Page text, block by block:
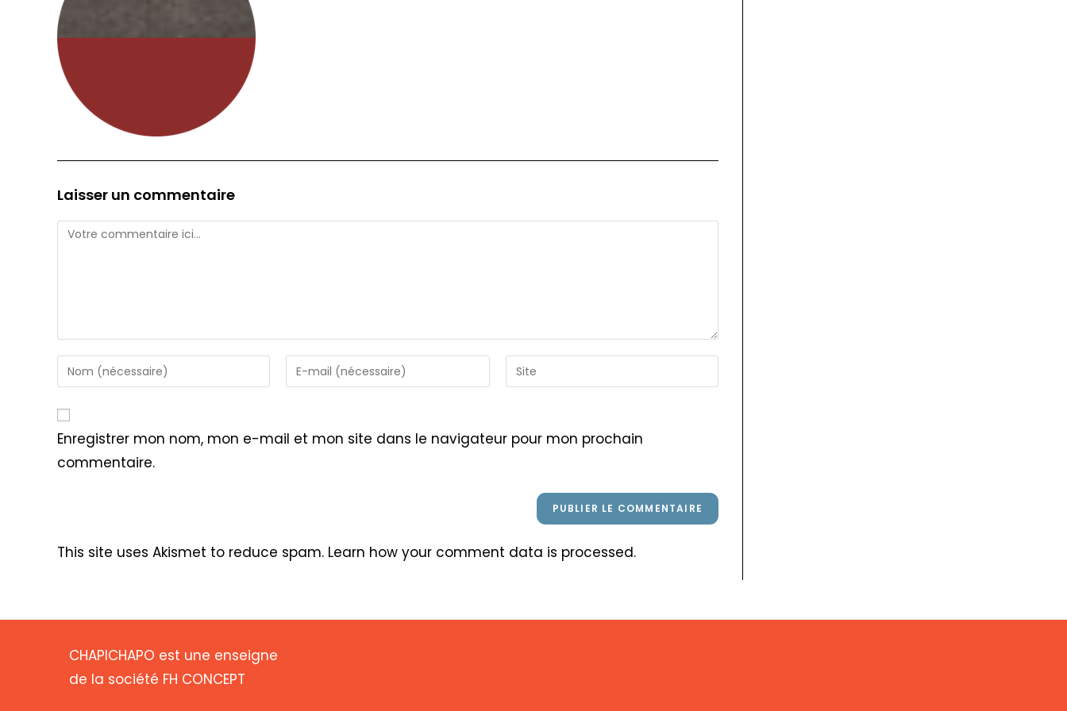
Laisser un commentaire
Comment
Enter
your
or
username
to
Enter
your
to
Saisir
l’URL
site
Enregistrer mon nom, mon e-mail et mon site dans le navigateur pour mon prochain
commentaire.
This site uses Akismet to reduce spam. Learn how your comment data is processed.
CHAPICHAPO est une enseigne
de la société FH CONCEPT